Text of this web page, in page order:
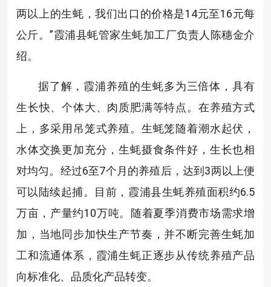
两以上的生蚝，我们出口的价格是14元至16元每
公斤。”霞浦县蚝管家生蚝加工厂负责人陈穗金介
绍。
据了解，霞浦养殖的生蚝多为三倍体，具有
生长快、个体大、肉质肥满等特点。在养殖方式
上，多采用吊笼式养殖。生蚝笼随着潮水起伏，
水体交换更加充分，生蚝摄食条件好，生长也相
对均匀。经过6至7个月的养殖后，达到3两以上便
可以陆续起捕。目前，霞浦县生蚝养殖面积约6.5
万亩，产量约10万吨。随着夏季消费市场需求增
加，当地同步加快生产节奏，并不断完善生蚝加
工和流通体系，霞浦生蚝正逐步从传统养殖产品
向标准化、品质化产品转变。